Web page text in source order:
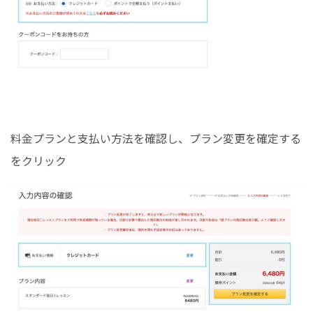
料金プランと支払い方法を確認し、プラン変更を確定する
をクリック